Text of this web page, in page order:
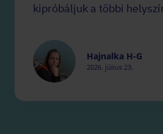
kipróbáljuk a többi
Hajnalka H-G
2026. július 23.